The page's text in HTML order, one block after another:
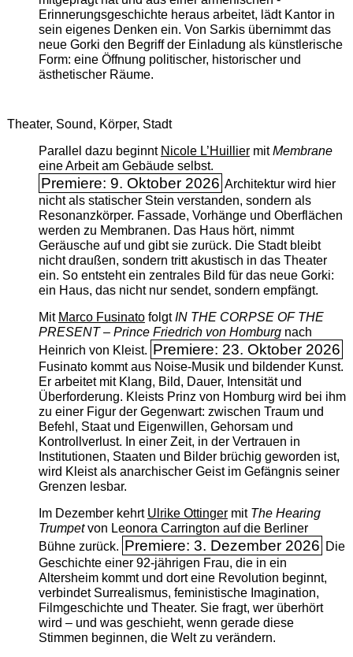
Erinnerungsgeschichte heraus arbeitet, lädt Kantor in
sein eigenes Denken ein. Von Sarkis übernimmt das
neue Gorki den Begriff der Einladung als künstlerische
Form: eine Öffnung politischer, historischer und
ästhetischer Räume.
Theater, Sound, Körper, Stadt
Parallel dazu beginnt Nicole L’Huilliermit ­Membrane
eine Arbeit am Gebäude selbst.
Premiere: 9. Oktober 2026 Architektur wird hier
nicht als statischer Stein verstanden, sondern als
Resonanzkörper. Fassade, Vorhänge und Oberflächen
werden zu Membranen. Das Haus hört, nimmt
Geräusche auf und gibt sie zurück. Die Stadt bleibt
nicht draußen, sondern tritt akustisch in das Theater
ein. So entsteht ein zentrales Bild für das neue Gorki:
ein Haus, das nicht nur sendet, sondern empfängt.
Mit Marco FusinatofolgtIN THE CORPSE OF THE
PRESENT – Prince Friedrich von Homburgnach
Heinrich von Kleist. Premiere: 23. Oktober 2026
Fusinato kommt aus Noise-Musik und bildender Kunst.
Er arbeitet mit Klang, Bild, Dauer, Intensität und
Überforderung. Kleists Prinz von Homburg wird bei ihm
zu einer Figur der Gegenwart: zwischen Traum und
Befehl, Staat und Eigenwillen, Gehorsam und
Kontrollverlust. In einer Zeit, in der Vertrauen in
Institutionen, Staaten und Bilder brüchig geworden ist,
wird Kleist als anarchischer Geist im Gefängnis seiner
Grenzen lesbar.
Im Dezember kehrt Ulrike Ottingermit The ­Hearing
Trumpetvon Leonora Carrington auf die Berliner
Bühne zurück. Premiere: 3. Dezember 2026 Die
Geschichte einer 92-jährigen Frau, die in ein
Altersheim kommt und dort eine Revolution beginnt,
verbindet Surrealismus, feministische Imagination,
Filmgeschichte und Theater. Sie fragt, wer überhört
wird – und was geschieht, wenn gerade diese
Stimmen beginnen, die Welt zu verändern.